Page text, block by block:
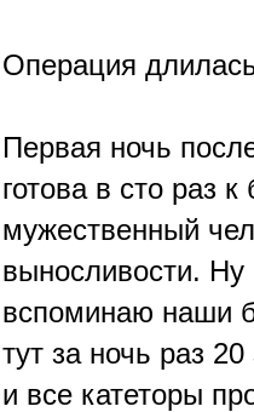
Операция
Первая ночь
готова в сто раз
мужественный
выносливости. Ну
вспоминаю наши
тут за ночь раз
и все катеторы